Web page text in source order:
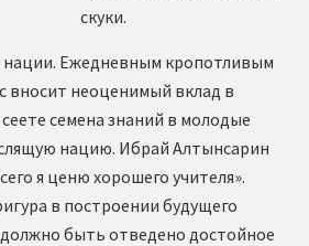
скуки.
нации. Ежедневным кропотливым
вносит неоценимый вклад в
семена знаний в молодые
нацию. Ибрай Алтынсарин
я ценю хорошего учителя».
в построении будущего
быть отведено достойное